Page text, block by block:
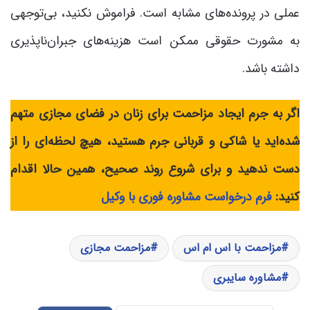
عملی در پرونده‌های مشابه است. فراموش نکنید، بی‌توجهی
به مشورت حقوقی ممکن است هزینه‌های جبران‌ناپذیری
داشته باشد.
اگر به جرم ایجاد مزاحمت برای زنان در فضای مجازی متهم
شده‌اید یا شاکی و قربانی جرم هستید، هیچ لحظه‌ای را از
دست ندهید و برای شروع روند صحیح، همین حالا اقدام
کنید: فرم درخواست مشاوره فوری با وکیل
مزاحمت با اس ام اس
مزاحمت مجازی
مشاوره سایبری